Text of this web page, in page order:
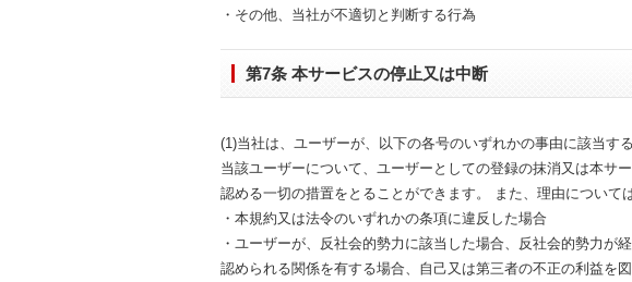
・その他、当社が不適切と判断する行為
第7条 本サービスの停止又は中断
(1)当社は、ユーザーが、以下の各号のいずれかの事由に該当す
当該ユーザーについて、ユーザーとしての登録の抹消又は本サ
認める一切の措置をとることができます。 また、理由について
・本規約又は法令のいずれかの条項に違反した場合
・ユーザーが、反社会的勢力に該当した場合、反社会的勢力が
認められる関係を有する場合、自己又は第三者の不正の利益を